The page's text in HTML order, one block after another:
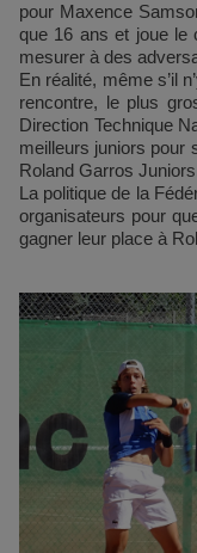
pour Maxence
que 16 ans et joue le
mesurer à des
En réalité, même s’il
rencontre, le plus
Direction Technique
meilleurs juniors pour
Roland Garros
La politique de la
organisateurs pour
gagner leur place à